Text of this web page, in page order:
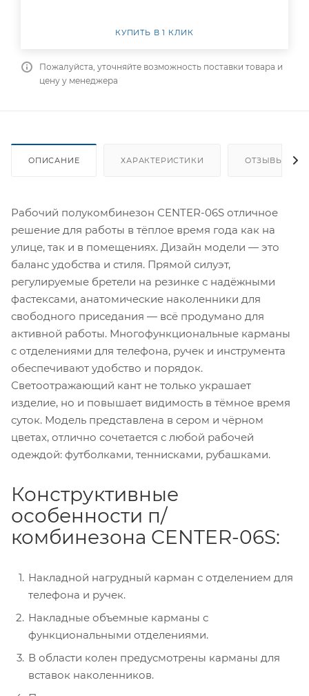
КУПИТЬ В 1 КЛИК
Пожалуйста, уточняйте возможность поставки товара и
цену у менеджера
ОПИСАНИЕ ХАРАКТЕРИСТИКИ ОТЗЫВЫ
Рабочий полукомбинезон CENTER-06S отличное
решение для работы в тёплое время года как на
улице, так и в помещениях. Дизайн модели — это
баланс удобства и стиля. Прямой силуэт,
регулируемые бретели на резинке с надёжными
фастексами, анатомические наколенники для
свободного приседания — всё продумано для
активной работы. Многофункциональные карманы
с отделениями для телефона, ручек и инструмента
обеспечивают удобство и порядок.
Светоотражающий кант не только украшает
изделие, но и повышает видимость в тёмное время
суток. Модель представлена в сером и чёрном
цветах, отлично сочетается с любой рабочей
одеждой: футболками, теннисками, рубашками.
Конструктивные
особенности п/
комбинезона CENTER-06S:
Накладной нагрудный карман с отделением для
телефона и ручек.
Накладные объемные карманы с
функциональными отделениями.
В области колен предусмотрены карманы для
вставок наколенников.